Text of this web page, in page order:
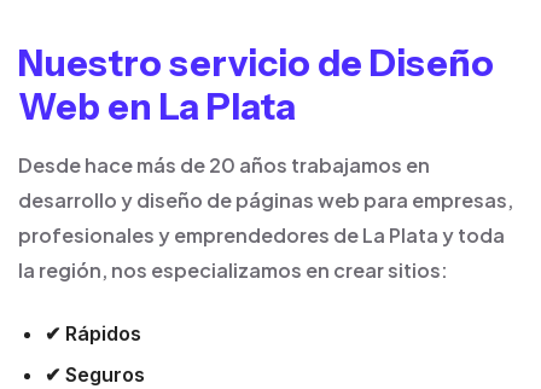
Nuestro servicio de Diseño
Web en La Plata
Desde hace más de 20 años trabajamos en
desarrollo y diseño de páginas web para empresas,
profesionales y emprendedores de La Plata y toda
la región, nos especializamos en crear sitios:
✔ Rápidos
✔ Seguros